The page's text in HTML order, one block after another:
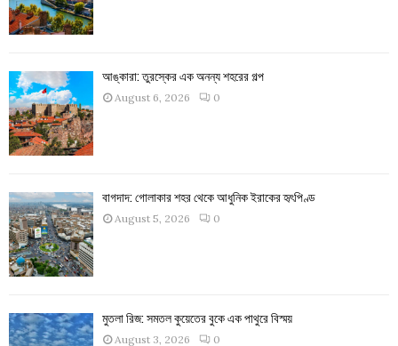
আঙ্কারা: তুরস্কের এক অনন্য শহরের গল্প
August 6, 2026 0
বাগদাদ: গোলাকার শহর থেকে আধুনিক ইরাকের হৃৎপিণ্ড
August 5, 2026 0
মুতলা রিজ: সমতল কুয়েতের বুকে এক পাথুরে বিস্ময়
August 3, 2026 0